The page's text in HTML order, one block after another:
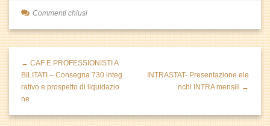
Commenti chiusi
← CAF E PROFESSIONISTI A
BILITATI – Consegna 730 integ
rativo e prospetto di liquidazio
ne
INTRASTAT- Presentazione ele
nchi INTRA mensili →